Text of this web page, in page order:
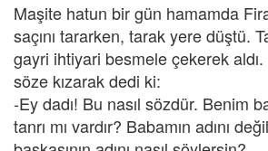
Maşite hatun bir gün hamamda
saçını tararken, tarak yere düştü.
gayri ihtiyari besmele çekerek aldı.
söze kızarak dedi ki:
-Ey dadı! Bu nasıl sözdür. Benim
tanrı mı vardır? Babamın adını